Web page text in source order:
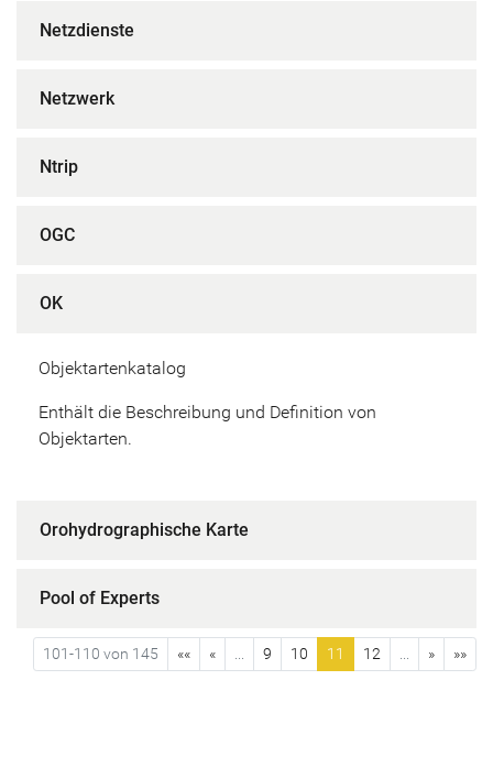
Netzdienste
Netzwerk
Ntrip
OGC
OK
Objektartenkatalog
Enthält die Beschreibung und Definition von
Objektarten.
Orohydrographische Karte
Pool of Experts
101-110 von 145 «« « 9 10 11 12 » »»